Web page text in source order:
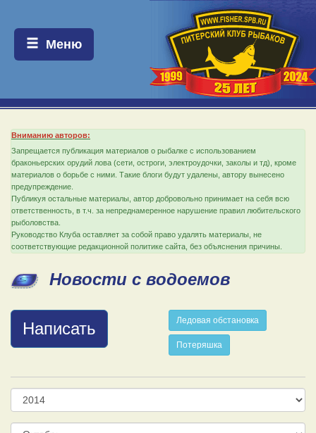
Меню:
Меню
Вниманию авторов:
Запрещается публикация материалов о рыбалке с использованием
браконьерских орудий лова (сети, остроги, электроудочки, заколы и тд), кроме
материалов о борьбе с ними. Такие блоги будут удалены, автору вынесено
предупреждение.
Публикуя остальные материалы, автор добровольно принимает на себя всю
ответственность, в т.ч. за непреднамеренное нарушение правил любительского
рыболовства.
Руководство Клуба оставляет за собой право удалять материалы, не
соответствующие редакционной политике сайта, без объяснения причины.
Новости с водоемов
Написать Ледовая обстановка
Потеряшка
Год
Месяц